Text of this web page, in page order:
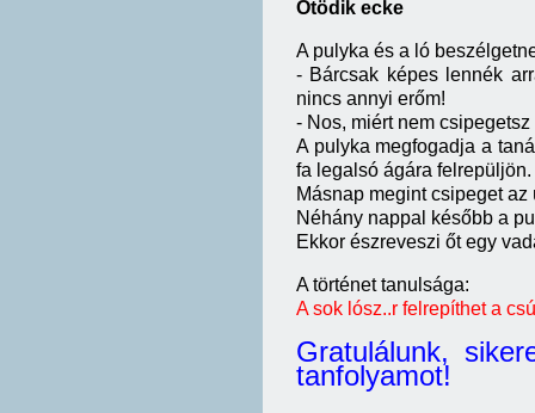
Ötödik ecke
A pulyka és a ló
- Bárcsak képes lennék
nincs annyi erőm!
- Nos, miért nem
A pulyka megfogadja a
fa legalsó ágára felrepüljön.
Másnap megint csipeget
Néhány nappal később a
Ekkor észreveszi őt egy
A történet tanulsága:
A sok lósz..r felrepíthet a
Gratulálunk,
tanfolyamot!